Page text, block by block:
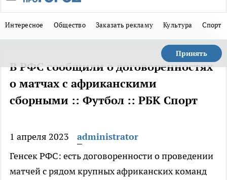
Интересное Общество Заказать рекламу Культура Спорт
Принять
В РФС сообщили о договоренностях
о матчах с африканскими
сборными :: Футбол :: РБК Спорт
1 апреля 2023
administrator
Генсек РФС: есть договоренности о проведении
матчей с рядом крупных африканских команд